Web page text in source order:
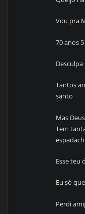
Vou pra
70 anos
Tantos
santo
Mas
Tem
Esse teu
Eu só
Perdi